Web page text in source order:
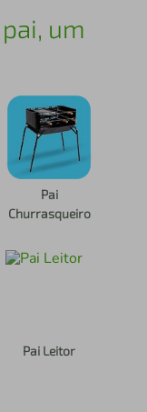
um
Pai
Churrasqueiro
Pai Leitor